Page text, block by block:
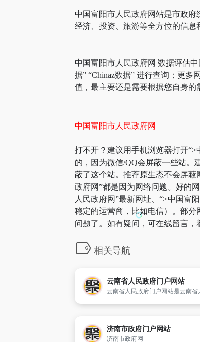
中国富阳市人民政府网站是市政府
经济、投资、旅游等全方位的信息
中国富阳市人民政府网 数据评估
据” “Chinaz数据” 进行查询；更
值，最主要还是需要根据您自身的
中国富阳市人民政府网
打不开？建议用手机浏览器打开
的，因为微信/QQ会屏蔽一些站。
蔽了这个站。推荐原生态不会屏
政府网”都是因为网络问题。好的
人民政府网”最新网址、“>中国富
稳定的运营商，比如电信）。部分
问题了。如有疑问，可在线留言，
相关导航
云南省人民政府门户网站
济南市政府门户网站
济南市政府网